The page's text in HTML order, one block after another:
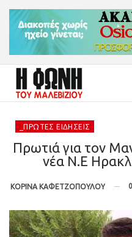
_ΠΡΏΤΕΣ ΕΙΔΉΣΕΙΣ
Πρωτιά για τον
νέα Ν.Ε
ΚΟΡΙΝΑ ΚΑΦΕΤΖΟΠΟΥΛΟΥ